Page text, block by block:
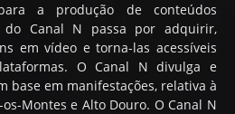
a produção de conteúdos
do Canal N passa por adquirir,
em vídeo e torna-las acessíveis
O Canal N divulga e
base em manifestações, relativa à
Montes e Alto Douro. O Canal N